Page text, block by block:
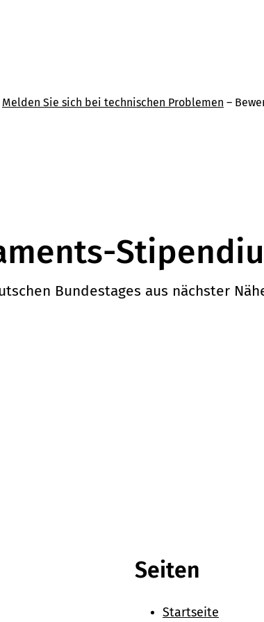
Melden Sie sich bei technischen Problemen –
Bundestages aus nächster
Seiten
Startseite